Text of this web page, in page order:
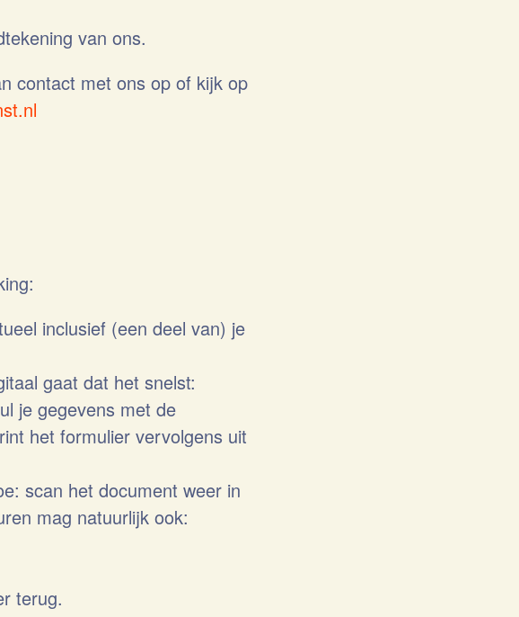
van ons.
contact met ons op of kijk op
inclusief (een deel van) je
gaat dat het snelst:
je gegevens met de
het formulier vervolgens uit
scan het document weer in
mag natuurlijk ook:
terug.